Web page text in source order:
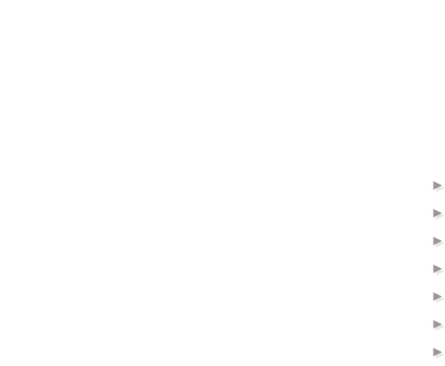
►
►
►
►
►
►
►